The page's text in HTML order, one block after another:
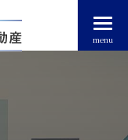
menu